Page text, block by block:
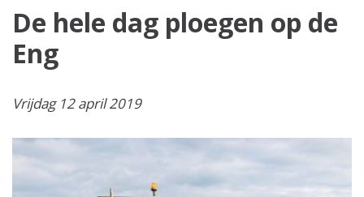
De hele dag ploegen op de
Eng
Vrijdag 12 april 2019